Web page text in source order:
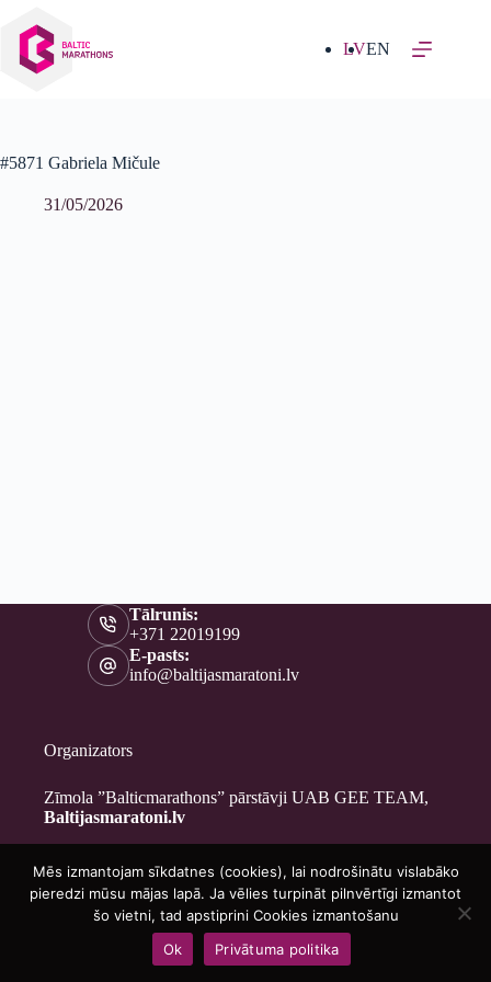
saturu
LVEN
#5871 Gabriela Mičule
31/05/2026
Tālrunis:
+371 22019199
E-pasts:
info@baltijasmaratoni.lv
Organizators
Zīmola ”Balticmarathons” pārstāvji UAB GEE TEAM,
Baltijasmaratoni.lv
Kontakti
Par mums
Brīvprātīgajiem
Privātuma politika
Copyright © 2026 - Baltijasmaratoni.lv
Mēs izmantojam sīkdatnes (cookies), lai nodrošinātu vislabāko
pieredzi mūsu mājas lapā. Ja vēlies turpināt pilnvērtīgi izmantot
šo vietni, tad apstiprini Cookies izmantošanu
Ok
Privātuma politika